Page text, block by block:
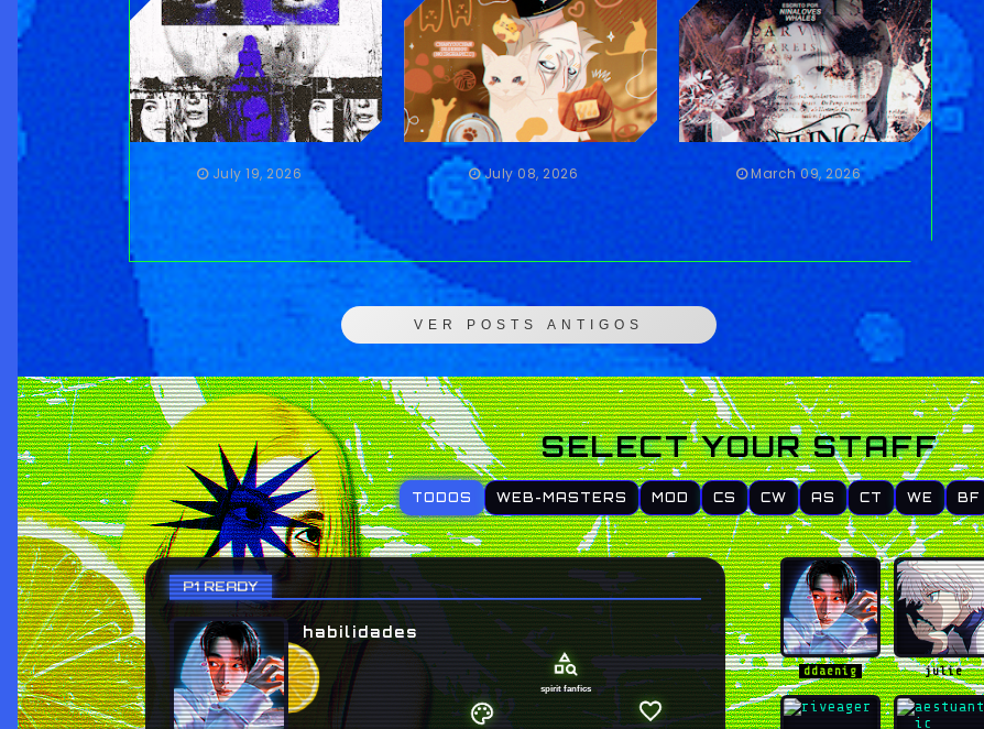
July 19, 2026 July 08, 2026 March 09, 2026
VER POSTS ANTIGOS
SELECT YOUR STAFF
TODOS WEB-MASTERS MOD CS CW AS CT WE BF
P1 READY
habilidades
spirit fanfics
ddaenig julie